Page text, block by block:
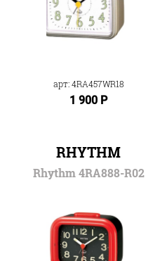
арт: 4RA457WR18
1 900 Р
RHYTHM
Rhythm 4RA888-R02